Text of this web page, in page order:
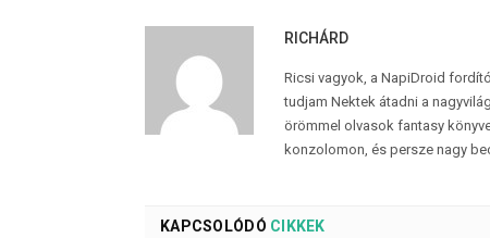
RICHÁRD
Ricsi vagyok, a NapiDroid
tudjam Nektek átadni a
örömmel olvasok fantasy
konzolomon, és persze nagy
KAPCSOLÓDÓ CIKKEK